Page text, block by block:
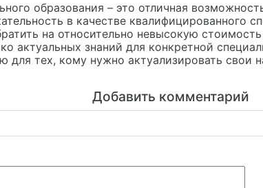
образования – это отличная
в качестве квалифицированного
на относительно невысокую
актуальных знаний для конкретной
для тех, кому нужно актуализировать свои
Добавить комментарий